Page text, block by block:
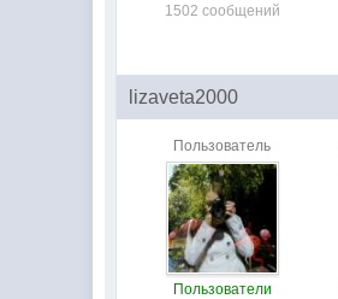
1502 сообщений
lizaveta2000
Пользователь
Пользователи